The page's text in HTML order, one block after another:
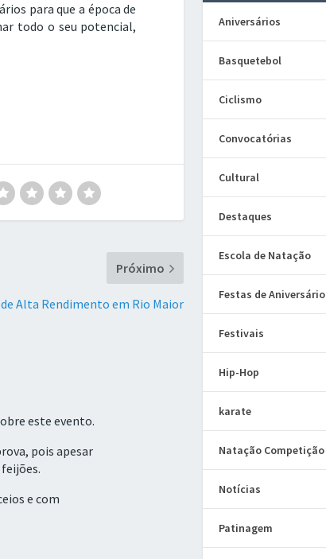
para que a época de
todo o seu potencial,
Próximo
Alta Rendimento em Rio Maior
este evento.
pois apesar
e com
Aniversários
Basquetebol
Ciclismo
Convocatórias
Cultural
Destaques
Escola de Natação
Festas de Aniversário
Festivais
Hip-Hop
karate
Natação Competição
Notícias
Patinagem